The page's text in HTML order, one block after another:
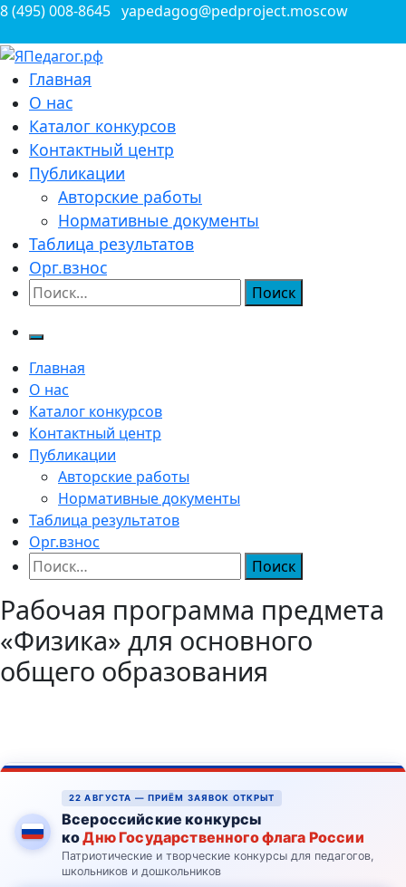
Перейти
содержимому
8 (495) 008-8645 yapedagog@pedproject.moscow
ЯПедагог.рф
Всероссийские конкурсы для педагогов
Главная
О нас
Каталог конкурсов
Контактный центр
Публикации
Авторские работы
Нормативные документы
Таблица результатов
Орг.взнос
Найти:
Главная
О нас
Каталог конкурсов
Контактный центр
Публикации
Авторские работы
Нормативные документы
Таблица результатов
Орг.взнос
Найти:
Рабочая программа предмета
«Физика» для основного
общего образования
22 АВГУСТА — ПРИЁМ ЗАЯВОК ОТКРЫТ
Всероссийские конкурсы
коДню Государственного флага России
Патриотические и творческие конкурсы для педагогов,
школьников и дошкольников